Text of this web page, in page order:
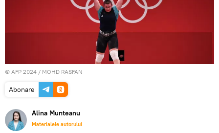
© AFP 2024 / MOHD RASFAN
Abonare
Alina Munteanu
Materialele autorului